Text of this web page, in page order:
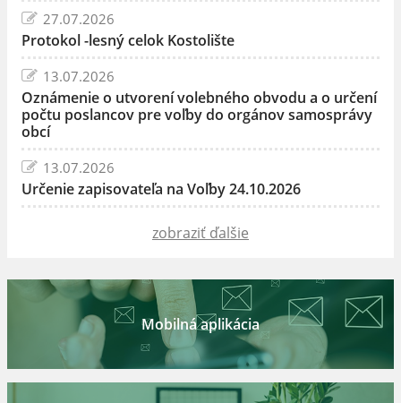
27.07.2026
Protokol -lesný celok Kostolište
13.07.2026
Oznámenie o utvorení volebného obvodu a o určení
počtu poslancov pre voľby do orgánov samosprávy
obcí
13.07.2026
Určenie zapisovateľa na Voľby 24.10.2026
zobraziť ďalšie
Mobilná aplikácia